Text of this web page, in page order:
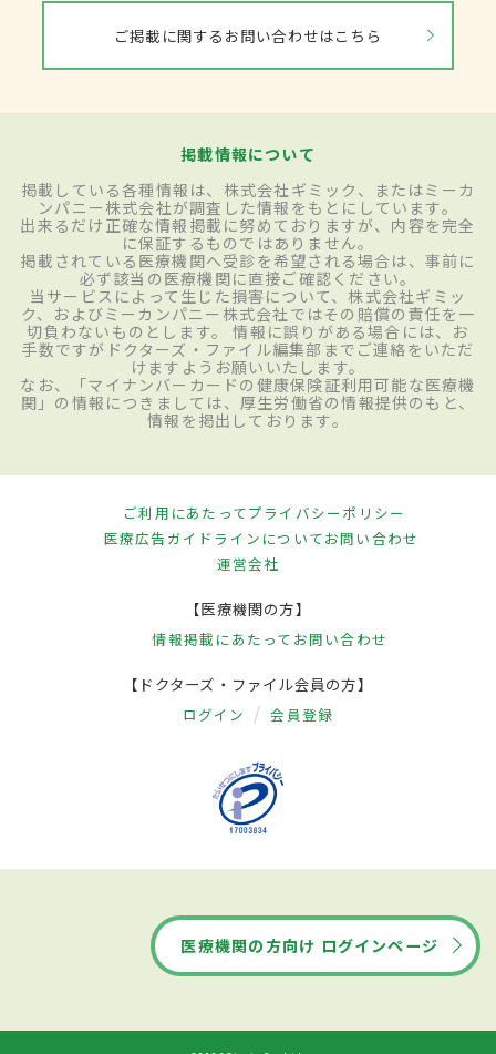
ご掲載に関するお問い合わせはこちら
掲載情報について
掲載している各種情報は、株式会社ギミック、またはミーカ
ンパニー株式会社が調査した情報をもとにしています。
出来るだけ正確な情報掲載に努めておりますが、内容を完全
に保証するものではありません。
掲載されている医療機関へ受診を希望される場合は、事前に
必ず該当の医療機関に直接ご確認ください。
当サービスによって生じた損害について、株式会社ギミッ
ク、およびミーカンパニー株式会社ではその賠償の責任を一
切負わないものとします。 情報に誤りがある場合には、お
手数ですがドクターズ・ファイル編集部までご連絡をいただ
けますようお願いいたします。
なお、「マイナンバーカードの健康保険証利用可能な医療機
関」の情報につきましては、厚生労働省の情報提供のもと、
情報を掲出しております。
ご利用にあたってプライバシーポリシー
医療広告ガイドラインについてお問い合わせ
運営会社
【医療機関の方】
情報掲載にあたって お問い合わせ
【ドクターズ・ファイル会員の方】
ログイン 会員登録
医療機関の方向け ログインページ